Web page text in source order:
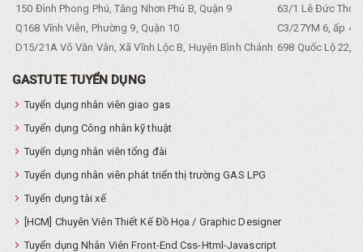
150 Đình Phong Phú, Tăng Nhơn Phú B, Quận 9
63/1 Lê Đức Thọ,
Q168 Vĩnh Viễn, Phường 9, Quận 10
C3/27YM 6, ấp 4,
D15/21A Võ Văn Vân, Xã Vĩnh Lộc B, Huyện Bình Chánh 698 Quốc Lộ 22,
GASTUTE TUYỂN DỤNG
Tuyển dụng nhân viên giao gas
Tuyển dụng Công nhân kỹ thuật
Tuyển dụng nhân viên tổng đài
Tuyển dụng nhân viên phát triển thị trường GAS LPG
Tuyển dụng tài xế
[HCM] Chuyên Viên Thiết Kế Đồ Họa / Graphic Designer
Tuyển dụng Nhân Viên Front-End Css-Html-Javascript